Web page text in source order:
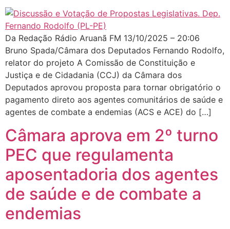
Da Redação Rádio Aruanã FM 13/10/2025 – 20:06
Bruno Spada/Câmara dos Deputados Fernando Rodolfo,
relator do projeto A Comissão de Constituição e
Justiça e de Cidadania (CCJ) da Câmara dos
Deputados aprovou proposta para tornar obrigatório o
pagamento direto aos agentes comunitários de saúde e
agentes de combate a endemias (ACS e ACE) do […]
Câmara aprova em 2º turno
PEC que regulamenta
aposentadoria dos agentes
de saúde e de combate a
endemias